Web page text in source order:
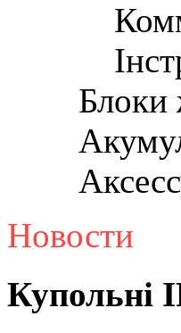
Блоки
Новости
Купольні